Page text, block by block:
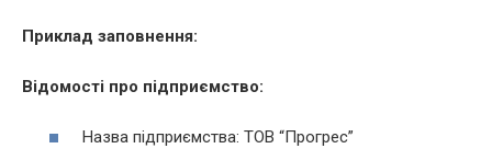
Приклад заповнення:
Відомості про підприємство:
Назва підприємства: ТОВ “Прогрес”